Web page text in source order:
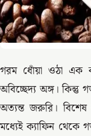
গরম ধোঁয়া ওঠা এক
অবিচ্ছেদ্য অঙ্গ। কিন্তু
অত্যন্ত জরুরি।
মধ্যেই ক্যাফিন থেকে